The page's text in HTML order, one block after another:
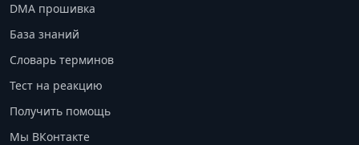
DMA прошивка
База знаний
Словарь терминов
Тест на реакцию
Получить помощь
Мы ВКонтакте